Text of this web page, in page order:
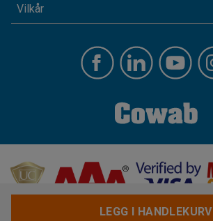
Vilkår
LEGG I HANDLEKURV